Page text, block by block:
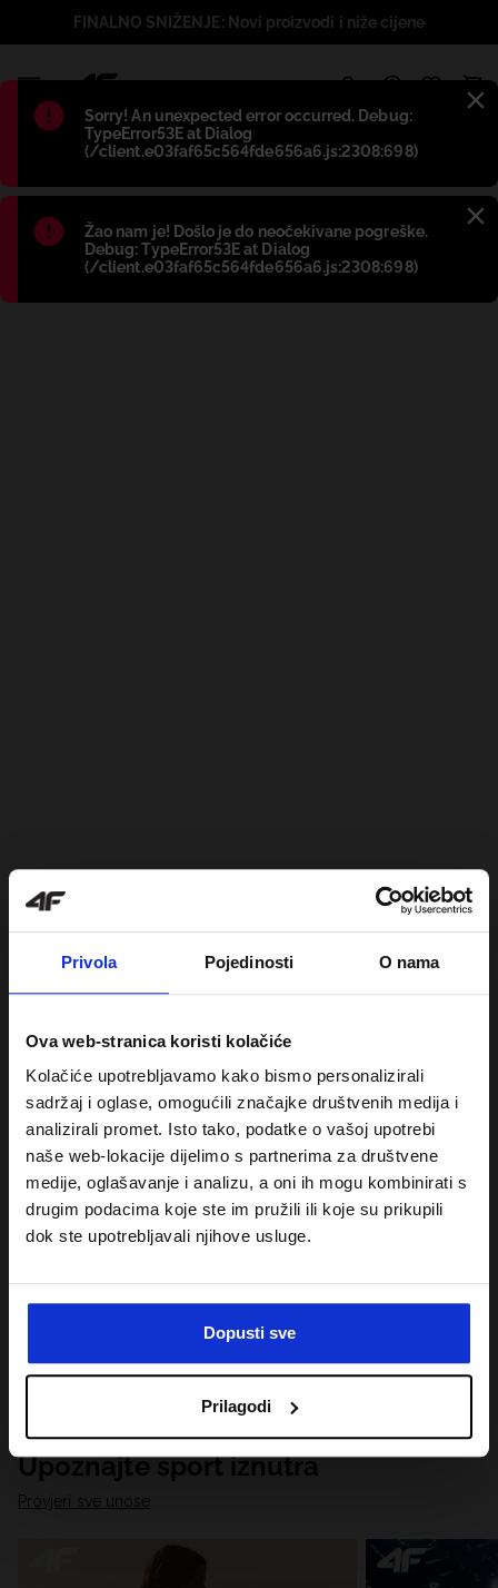
Privola Pojedinosti O nama
Ova web-stranica koristi kolačiće
Kolačiće upotrebljavamo kako bismo personalizirali
sadržaj i oglase, omogućili značajke društvenih medija i
analizirali promet. Isto tako, podatke o vašoj upotrebi
naše web-lokacije dijelimo s partnerima za društvene
medije, oglašavanje i analizu, a oni ih mogu kombinirati s
drugim podacima koje ste im pružili ili koje su prikupili
dok ste upotrebljavali njihove usluge.
Dopusti sve
Prilagodi
Błąd:
Sorry! An unexpected error occurred. Debug:
TypeError53E at Dialog
(/client.e03faf65c564fde656a6.js:2308:698)
Błąd:
Žao nam je! Došlo je do neočekivane pogreške.
Debug: TypeError53E at Dialog
(/client.e03faf65c564fde656a6.js:2308:698)
FINALNO SNIŽENJE: Novi proizvodi i niže cijene
Upoznajte sport iznutra
Provjeri sve unose